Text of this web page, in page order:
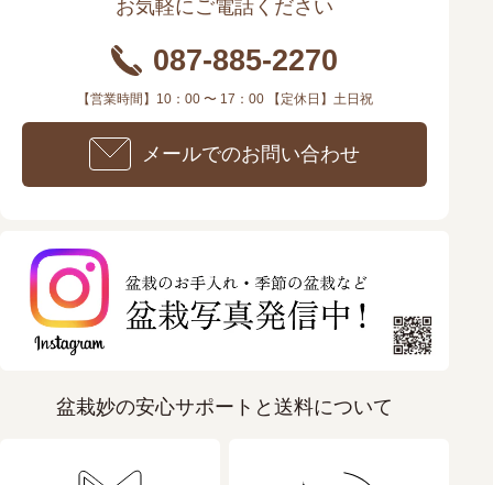
お気軽にご電話ください
087-885-2270
【営業時間】10：00 〜 17：00 【定休日】土日祝
メールでのお問い合わせ
盆栽妙の安心サポートと送料について